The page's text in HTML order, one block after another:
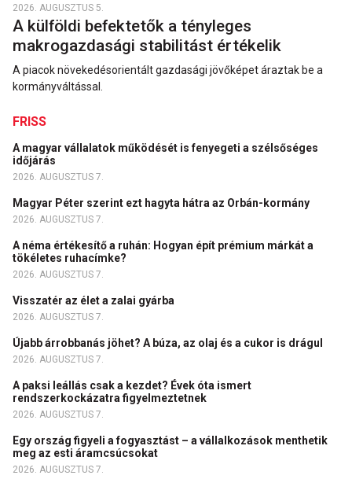
2026. AUGUSZTUS 5.
A külföldi befektetők a tényleges
makrogazdasági stabilitást értékelik
A piacok növekedésorientált gazdasági jövőképet áraztak be a
kormányváltással.
FRISS
A magyar vállalatok működését is fenyegeti a szélsőséges
időjárás
2026. AUGUSZTUS 7.
Magyar Péter szerint ezt hagyta hátra az Orbán-kormány
2026. AUGUSZTUS 7.
A néma értékesítő a ruhán: Hogyan épít prémium márkát a
tökéletes ruhacímke?
2026. AUGUSZTUS 7.
Visszatér az élet a zalai gyárba
2026. AUGUSZTUS 7.
Újabb árrobbanás jöhet? A búza, az olaj és a cukor is drágul
2026. AUGUSZTUS 7.
A paksi leállás csak a kezdet? Évek óta ismert
rendszerkockázatra figyelmeztetnek
2026. AUGUSZTUS 7.
Egy ország figyeli a fogyasztást – a vállalkozások menthetik
meg az esti áramcsúcsokat
2026. AUGUSZTUS 7.